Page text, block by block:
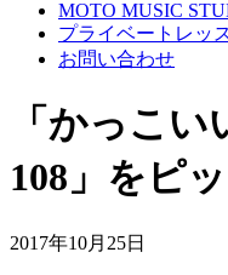
MOTO MUSIC
プライベートレッ
お問い合わせ
「かっこ
108」をピ
2017年10月25日